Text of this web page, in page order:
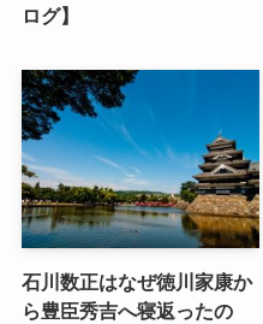
ログ】
石川数正はなぜ徳川家康か
ら豊臣秀吉へ寝返ったの